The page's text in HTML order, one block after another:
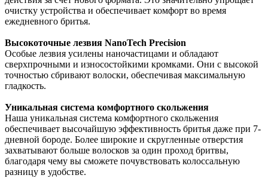
очистку устройства и обеспечивает комфорт во время
ежедневного бритья.
Высокоточные лезвия NanoTech Precision
Особые лезвия усилены наночастицами и обладают
сверхпрочными и износостойкими кромками. Они с высокой
точностью сбривают волоски, обеспечивая максимальную
гладкость.
Уникальная система комфортного скольжения
Наша уникальная система комфортного скольжения
обеспечивает высочайшую эффективность бритья даже при 7-
дневной бороде. Более широкие и скругленные отверстия
захватывают больше волосков за один проход бритвы,
благодаря чему вы сможете почувствовать колоссальную
разницу в удобстве.